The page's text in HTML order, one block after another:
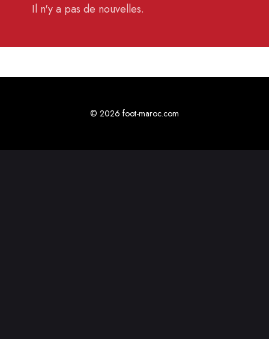
Il n'y a pas de nouvelles.
© 2026 foot-maroc.com